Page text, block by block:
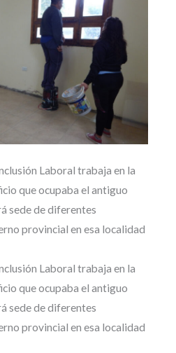
Laboral trabaja en la
que ocupaba el antiguo
sede de diferentes
provincial en esa localidad
Laboral trabaja en la
que ocupaba el antiguo
sede de diferentes
provincial en esa localidad